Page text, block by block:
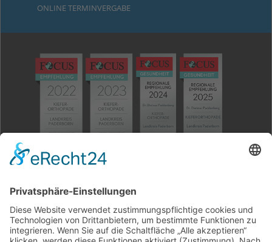
ONLINE TERMINVERGABE
Paddenberg
– „zu den empfohlenen Ärzten in der Region Paderborn.
Dies ermittelte Focus-Gesundheit in Zusammenarbeit
mit der Hamburger Stiftung Gesundheit für die große
Studie ‚Deutschlands empfohlene Ärzte aus der